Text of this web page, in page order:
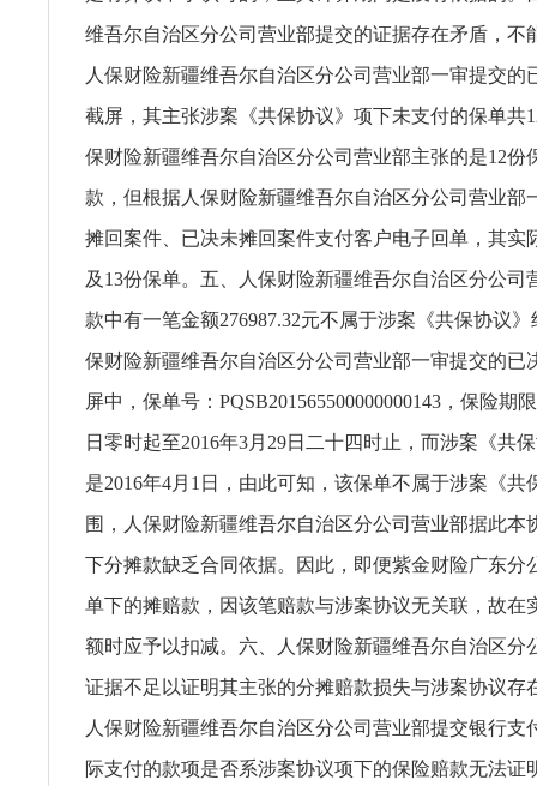
维吾尔自治区分公司营业部提交的证据存在矛盾，不
人保财险新疆维吾尔自治区分公司营业部一审提交的
截屏，其主张涉案《共保协议》项下未支付的保单共
保财险新疆维吾尔自治区分公司营业部主张的是12份
款，但根据人保财险新疆维吾尔自治区分公司营业部
摊回案件、已决未摊回案件支付客户电子回单，其实
及13份保单。五、人保财险新疆维吾尔自治区分公司
款中有一笔金额276987.32元不属于涉案《共保协议
保财险新疆维吾尔自治区分公司营业部一审提交的已
屏中，保单号：PQSB201565500000000143，保险期
日零时起至2016年3月29日二十四时止，而涉案《共
是2016年4月1日，由此可知，该保单不属于涉案《共
围，人保财险新疆维吾尔自治区分公司营业部据此本
下分摊款缺乏合同依据。因此，即便紫金财险广东分
单下的摊赔款，因该笔赔款与涉案协议无关联，故在
额时应予以扣减。六、人保财险新疆维吾尔自治区分
证据不足以证明其主张的分摊赔款损失与涉案协议存
人保财险新疆维吾尔自治区分公司营业部提交银行支
际支付的款项是否系涉案协议项下的保险赔款无法证